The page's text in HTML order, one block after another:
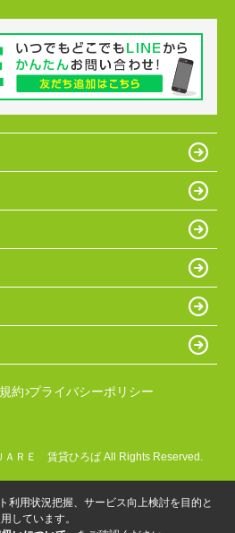
約 プライバシーポリシー
ＡＲＥ 賃貸ひろば All Rights Reserved.
利用状況把握、サービス向上検討を目的と
しています。